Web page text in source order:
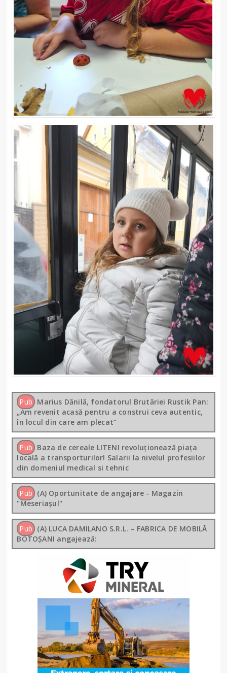
Pub Marius Dănilă, fondatorul Brutăriei Rustik Pan:
„Am revenit acasă pentru a construi ceva autentic,
în locul din care am plecat”
Pub Baza de cereale LITENI revoluționează piața
locală a transporturilor! Salarii la nivelul profesiilor
din domeniul medical si tehnic
Pub (A) Oportunitate de angajare - Magazin
"Meseriașul"
Pub (A) LUCA DAMILANO S.R.L. – FABRICA DE MOBILĂ
BOTOȘANI angajează: